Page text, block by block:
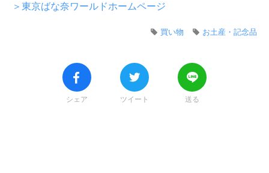
＞東京ばな奈ワールドホームページ
お土産・記念品
買い物
シェア ツイート 送る